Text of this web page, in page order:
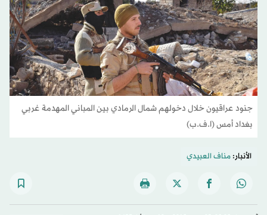
جنود عراقيون خلال دخولهم شمال الرمادي بين المباني المهدمة غربي
بغداد أمس (ا.ف.ب)
الأنبار:مناف العبيدي